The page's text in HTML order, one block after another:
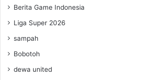
Berita Game Indonesia
Liga Super 2026
sampah
Bobotoh
dewa united